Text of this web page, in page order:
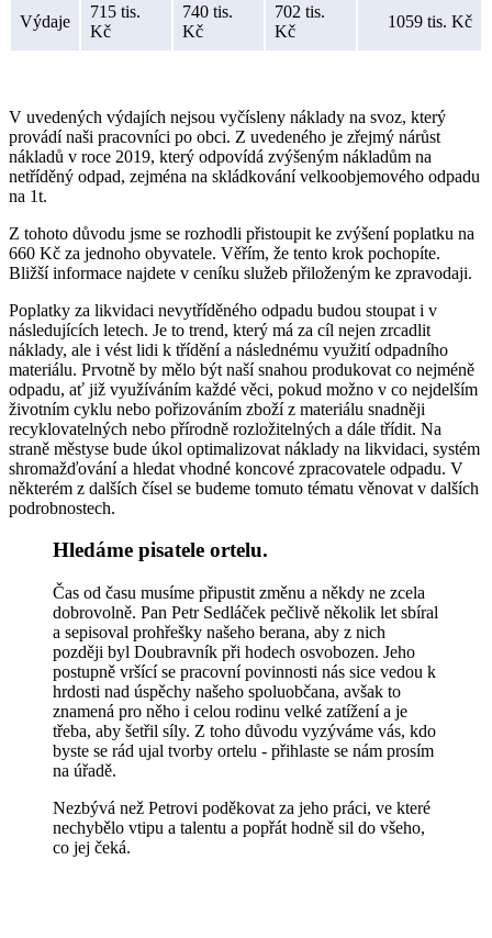
Výdaje
715 tis.
Kč
740 tis.
Kč
702 tis.
Kč
1059 tis. Kč
V uvedených výdajích nejsou vyčísleny náklady na svoz, který
provádí naši pracovníci po obci. Z uvedeného je zřejmý nárůst
nákladů v roce 2019, který odpovídá zvýšeným nákladům na
netříděný odpad, zejména na skládkování velkoobjemového odpadu
na 1t.
Z tohoto důvodu jsme se rozhodli přistoupit ke zvýšení poplatku na
660 Kč za jednoho obyvatele. Věřím, že tento krok pochopíte.
Bližší informace najdete v ceníku služeb přiloženým ke zpravodaji.
Poplatky za likvidaci nevytříděného odpadu budou stoupat i v
následujících letech. Je to trend, který má za cíl nejen zrcadlit
náklady, ale i vést lidi k třídění a následnému využití odpadního
materiálu. Prvotně by mělo být naší snahou produkovat co nejméně
odpadu, ať již využíváním každé věci, pokud možno v co nejdelším
životním cyklu nebo pořizováním zboží z materiálu snadněji
recyklovatelných nebo přírodně rozložitelných a dále třídit. Na
straně městyse bude úkol optimalizovat náklady na likvidaci, systém
shromažďování a hledat vhodné koncové zpracovatele odpadu. V
některém z dalších čísel se budeme tomuto tématu věnovat v dalších
podrobnostech.
Hledáme pisatele ortelu.
Čas od času musíme připustit změnu a někdy ne zcela
dobrovolně. Pan Petr Sedláček pečlivě několik let sbíral
a sepisoval prohřešky našeho berana, aby z nich
později byl Doubravník při hodech osvobozen. Jeho
postupně vršící se pracovní povinnosti nás sice vedou k
hrdosti nad úspěchy našeho spoluobčana, avšak to
znamená pro něho i celou rodinu velké zatížení a je
třeba, aby šetřil síly. Z toho důvodu vyzýváme vás, kdo
byste se rád ujal tvorby ortelu - přihlaste se nám prosím
na úřadě.
Nezbývá než Petrovi poděkovat za jeho práci, ve které
nechybělo vtipu a talentu a popřát hodně sil do všeho,
co jej čeká.